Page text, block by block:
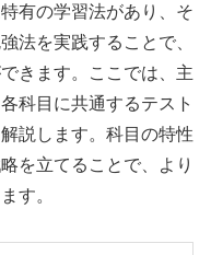
有の学習法があり、そ
法を実践することで、
きます。ここでは、主
科目に共通するテスト
説します。科目の特性
を立てることで、より
す。